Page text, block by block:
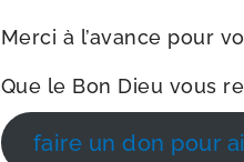
Merci à l’a­vance pour
Que le Bon Dieu vous
faire un don pour